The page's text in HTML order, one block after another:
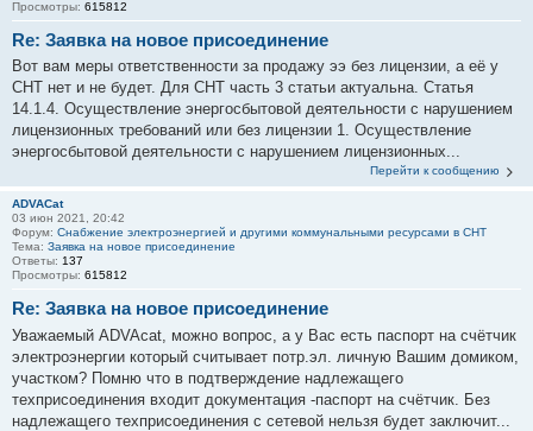
Просмотры: 615812
Re: Заявка на новое присоединение
Вот вам меры ответственности за продажу ээ без лицензии, а её у
СНТ нет и не будет. Для СНТ часть 3 статьи актуальна. Статья
14.1.4. Осуществление энергосбытовой деятельности с нарушением
лицензионных требований или без лицензии 1. Осуществление
энергосбытовой деятельности с нарушением лицензионных...
Перейти к сообщению
ADVACat
03 июн 2021, 20:42
Форум: Снабжение электроэнергией и другими коммунальными ресурсами в СНТ
Тема: Заявка на новое присоединение
Ответы: 137
Просмотры: 615812
Re: Заявка на новое присоединение
Уважаемый ADVAcat, можно вопрос, а у Вас есть паспорт на счётчик
электроэнергии который считывает потр.эл. личную Вашим домиком,
участком? Помню что в подтверждение надлежащего
техприсоединения входит документация -паспорт на счётчик. Без
надлежащего техприсоединения с сетевой нельзя будет заключит...